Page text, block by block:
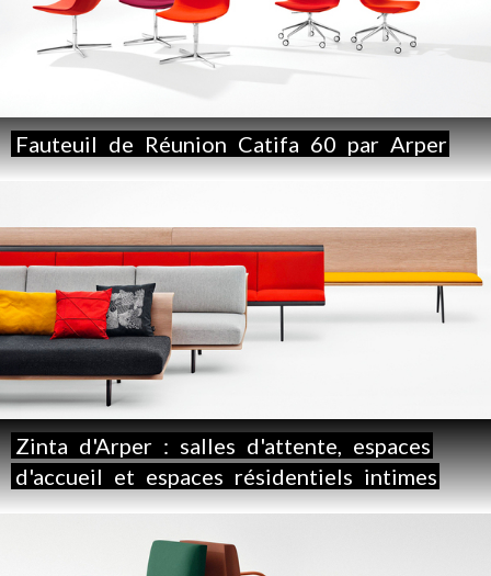
Fauteuil de Réunion Catifa 60 par Arper
Zinta d'Arper : salles d'attente,
espaces
d'accueil et espaces résidentiels intimes